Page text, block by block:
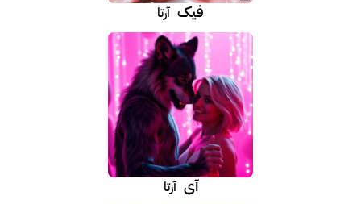
فیک آرتا
آی آرتا